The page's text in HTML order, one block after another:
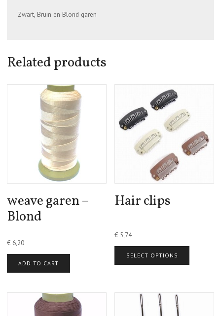
Zwart, Bruin en Blond garen
Related products
weave garen –
Blond
€6,20
ADD TO CART
Hair clips
€ 5,74
SELECT OPTIONS